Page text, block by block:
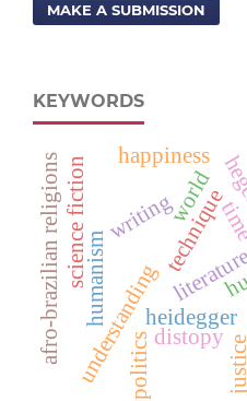
MAKE A SUBMISSION
KEYWORDS
heidegger
understanding
technique
humanism
world
writing
distopy
science fiction
politics
happiness
justice
afro-brazilian religions